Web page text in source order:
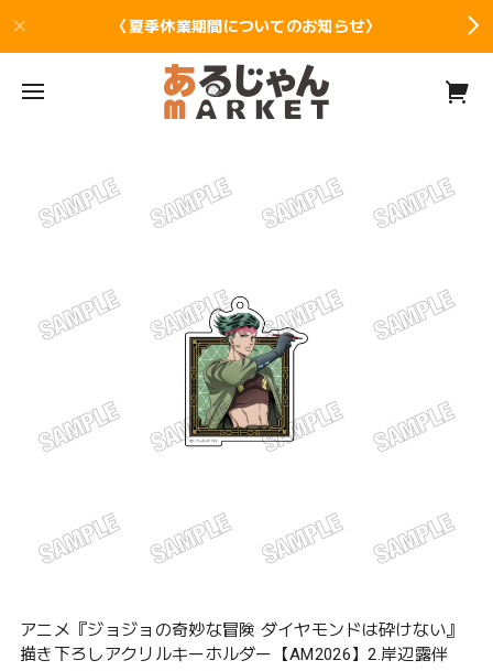
〈夏季休業期間についてのお知らせ〉
アニメ『ジョジョの奇妙な冒険 ダイヤモンドは砕けない』
描き下ろしアクリルキーホルダー【AM2026】2.岸辺露伴